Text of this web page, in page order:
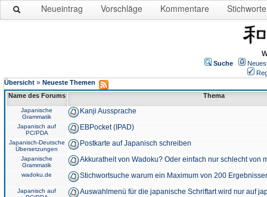
Neueintrag Vorschläge Kommentare Stichworte
Suche
Übersicht » Neueste Themen
Name des Forums
Thema
Japanische
Grammatik
Kanji Aussprache
Japanisch auf
PC/PDA
EBPocket (IPAD)
Japanisch-Deutsche
Übersetzungen
Postkarte auf Japanisch schreiben
Japanische
Grammatik
Akkuratheit von Wadoku? Oder einfach nur schlecht von
wadoku.de Stichwortsuche warum ein Maximum von 200
Japanisch auf
Auswahlmenü für die japanische Schriftart wird nur auf